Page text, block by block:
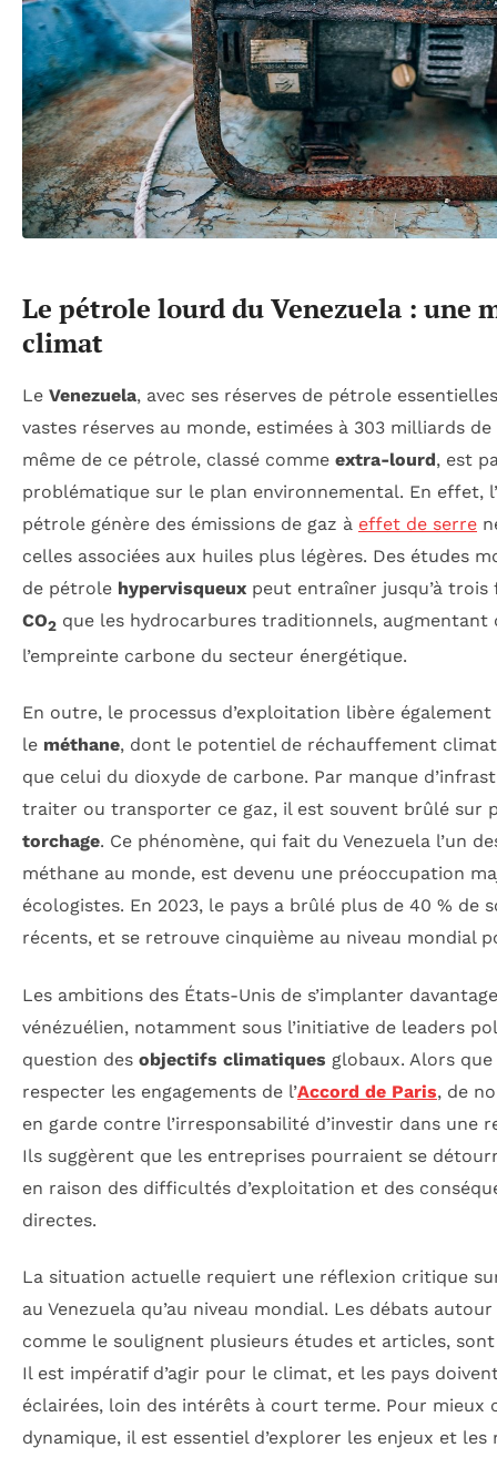
Le pétrole lourd du Venezuela : une
climat
Le Venezuela, avec ses réserves de pétrole
vastes réserves au monde, estimées à 303 milliards
même de ce pétrole, classé comme extra-lourd, est
problématique sur le plan environnemental. En effet,
pétrole génère des émissions de gaz à effet de serre
celles associées aux huiles plus légères. Des études
de pétrole hypervisqueux peut entraîner jusqu’à trois
CO2 que les hydrocarbures traditionnels, augmentant
l’empreinte carbone du secteur énergétique.
En outre, le processus d’exploitation libère
le méthane, dont le potentiel de réchauffement
que celui du dioxyde de carbone. Par manque
traiter ou transporter ce gaz, il est souvent brûlé sur
torchage. Ce phénomène, qui fait du Venezuela l’un
méthane au monde, est devenu une préoccupation
écologistes. En 2023, le pays a brûlé plus de 40 % de
récents, et se retrouve cinquième au niveau mondial
Les ambitions des États-Unis de s’implanter
vénézuélien, notamment sous l’initiative de leaders
question des objectifs climatiques globaux. Alors
respecter les engagements de l’Accord de Paris, de
en garde contre l’irresponsabilité d’investir dans une
Ils suggèrent que les entreprises pourraient se
en raison des difficultés d’exploitation et des
directes.
La situation actuelle requiert une réflexion critique
au Venezuela qu’au niveau mondial. Les débats
comme le soulignent plusieurs études et articles,
Il est impératif d’agir pour le climat, et les pays
éclairées, loin des intérêts à court terme. Pour mieux
dynamique, il est essentiel d’explorer les enjeux et